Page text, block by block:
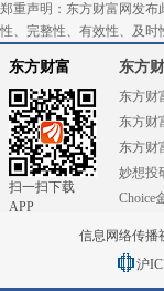
郑重声明：东方财富网发
性、完整性、有效性、及
东方财富
扫一扫下载
APP
东方
东方财
东方财
东方财
妙想投
Choice
信息网络传播
沪